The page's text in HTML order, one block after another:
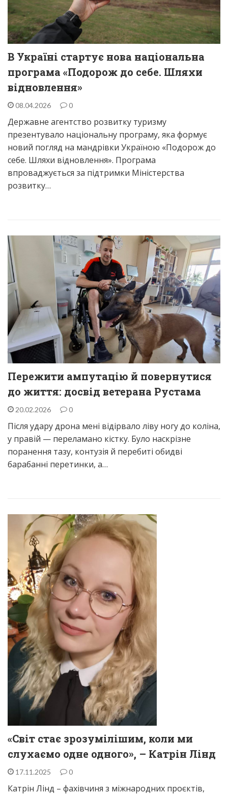
В Україні стартує нова національна
програма «Подорож до себе. Шляхи
відновлення»
08.04.2026 0
Державне агентство розвитку туризму
презентувало національну програму, яка формує
новий погляд на мандрівки Україною «Подорож до
себе. Шляхи відновлення». Програма
впроваджується за підтримки Міністерства
розвитку…
Пережити ампутацію й повернутися
до життя: досвід ветерана Рустама
20.02.2026 0
Після удару дрона мені відірвало ліву ногу до коліна,
у правій — переламано кістку. Було наскрізне
поранення тазу, контузія й перебиті обидві
барабанні перетинки, а…
«Світ стає зрозумілішим, коли ми
слухаємо одне одного», – Катрін Лінд
17.11.2025 0
Катрін Лінд – фахівчиня з міжнародних проєктів,